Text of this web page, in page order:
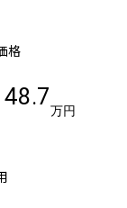
格
48.7
万円